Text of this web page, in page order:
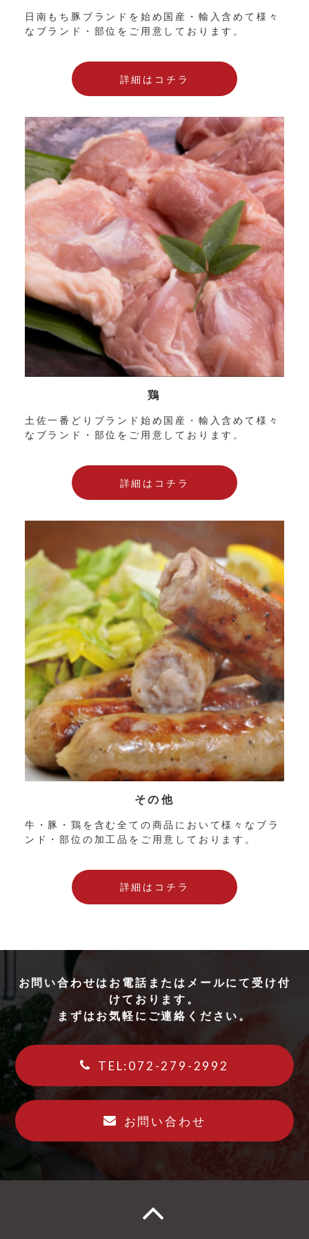
日南もち豚ブランドを始め国産・輸入含めて様々
なブランド・部位をご用意しております。
詳細はコチラ
鶏
土佐一番どりブランド始め国産・輸入含めて様々
なブランド・部位をご用意しております。
詳細はコチラ
その他
牛・豚・鶏を含む全ての商品において様々なブラ
ンド・部位の加工品をご用意しております。
詳細はコチラ
お問い合わせはお電話またはメールにて受け付
けております。
まずはお気軽にご連絡ください。
TEL:072-279-2992
お問い合わせ